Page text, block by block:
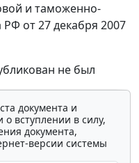
и таможенно-
от 27 декабря 2007
не был
документа и
вступлении в силу,
документа,
версии системы